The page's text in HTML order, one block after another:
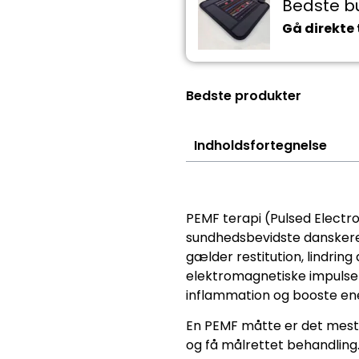
Bedste
Gå direkte
Bedste produkter
Indholdsfortegnelse
PEMF terapi (Pulsed
sundhedsbevidste
gælder restitution, lindring
elektromagnetiske
inflammation og booste
En PEMF måtte er det
og få målrettet